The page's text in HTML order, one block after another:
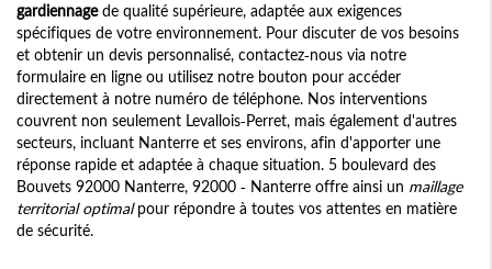
gardiennagede qualité supérieure, adaptée aux exigences
spécifiques de votre environnement. Pour discuter de vos besoins
et obtenir un devis personnalisé, contactez-nous via notre
formulaire en ligne ou utilisez notre bouton pour accéder
directement à notre numéro de téléphone. Nos interventions
couvrent non seulement Levallois-Perret, mais également d'autres
secteurs, incluant Nanterre et ses environs, afin d'apporter une
réponse rapide et adaptée à chaque situation. 5 boulevard des
Bouvets 92000 Nanterre, 92000 - Nanterre offre ainsi un maillage
territorial optimalpour répondre à toutes vos attentes en matière
de sécurité.